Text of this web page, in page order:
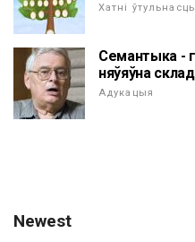
Хатні ўтульнасць
Семантыка -
няўяўна
Адукацыя
Newest